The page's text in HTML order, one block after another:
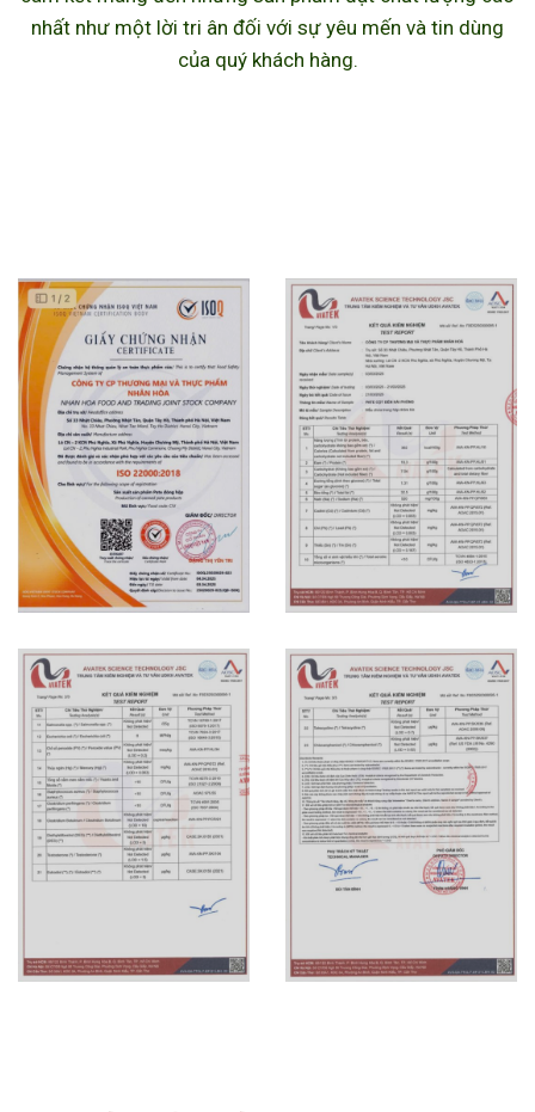
nhất như một lời tri ân đối với sự yêu mến và tin dùng
của quý khách hàng.